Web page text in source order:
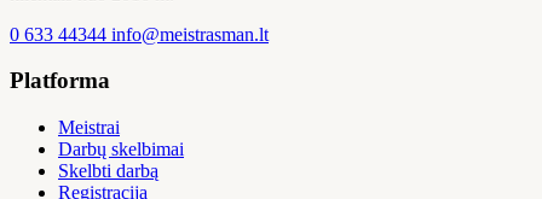
0 633 44344 info@meistrasman.lt
Platforma
Meistrai
Darbų skelbimai
Skelbti darbą
Registracija